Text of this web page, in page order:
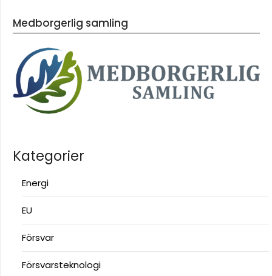
Medborgerlig samling
Kategorier
Energi
EU
Försvar
Försvarsteknologi